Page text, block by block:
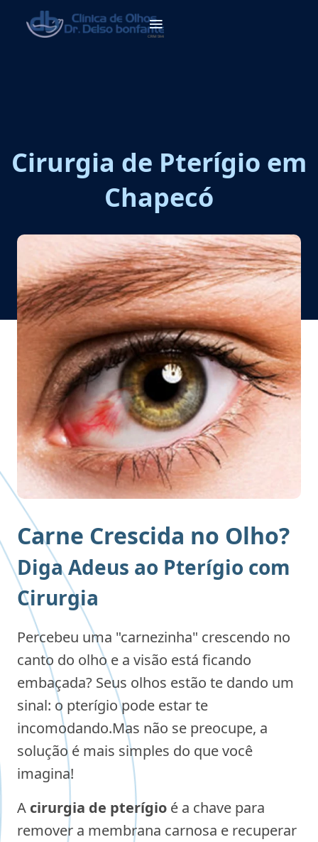
Cirurgia de Pterígio em
Chapecó
Carne Crescida no Olho?
Diga Adeus ao Pterígio com
Cirurgia
Percebeu uma "carnezinha" crescendo no
canto do olho e a visão está ficando
embaçada? Seus olhos estão te dando um
sinal: o pterígio pode estar te
incomodando.Mas não se preocupe, a
solução é mais simples do que você
imagina!
A cirurgia de pterígio é a chave para
remover a membrana carnosa e recuperar